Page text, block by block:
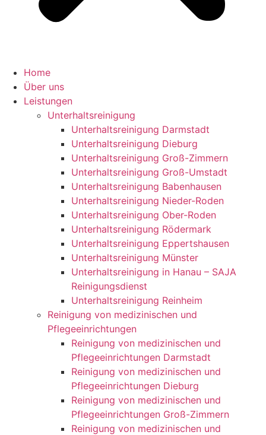
Home
Über uns
Leistungen
Unterhaltsreinigung
Unterhaltsreinigung Darmstadt
Unterhaltsreinigung Dieburg
Unterhaltsreinigung Groß-Zimmern
Unterhaltsreinigung Groß-Umstadt
Unterhaltsreinigung Babenhausen
Unterhaltsreinigung Nieder-Roden
Unterhaltsreinigung Ober-Roden
Unterhaltsreinigung Rödermark
Unterhaltsreinigung Eppertshausen
Unterhaltsreinigung Münster
Unterhaltsreinigung in Hanau – SAJA
Reinigungsdienst
Unterhaltsreinigung Reinheim
Reinigung von medizinischen und
Pflegeeinrichtungen
Reinigung von medizinischen und
Pflegeeinrichtungen Darmstadt
Reinigung von medizinischen und
Pflegeeinrichtungen Dieburg
Reinigung von medizinischen und
Pflegeeinrichtungen Groß-Zimmern
Reinigung von medizinischen und